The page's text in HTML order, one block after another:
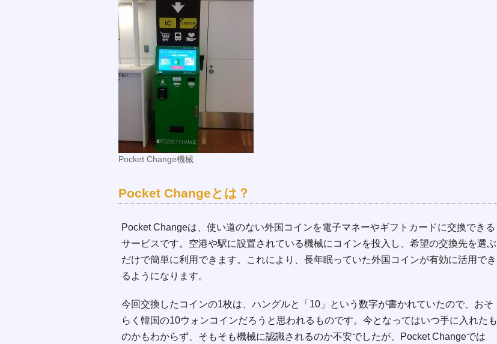
Pocket Change機械
Pocket Changeとは？
Pocket Changeは、使い道のない外国コインを電子マネーやギフトカードに交換できる
サービスです。空港や駅に設置されている機械にコインを投入し、希望の交換先を選ぶ
だけで簡単に利用できます。これにより、長年眠っていた外国コインが有効に活用でき
るようになります。
今回交換したコインの1枚は、ハングルと「10」という数字が書かれていたので、おそ
らく韓国の10ウォンコインだろうと思われるものです。今となってはいつ手に入れたも
のかもわからず、そもそも機械に認識されるのか不安でしたが、Pocket Changeでは